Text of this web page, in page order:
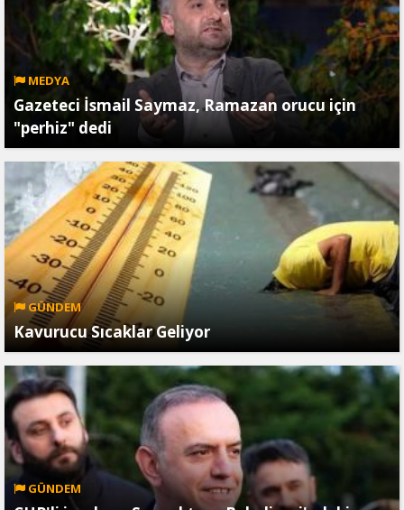
MEDYA
Gazeteci İsmail Saymaz, Ramazan orucu için
"perhiz" dedi
GÜNDEM
Kavurucu Sıcaklar Geliyor
GÜNDEM